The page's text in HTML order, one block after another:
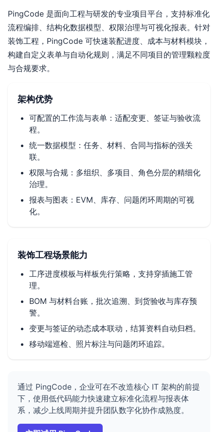
PingCode 是面向工程与研发的专业项目平台，支持标准化
流程编排、结构化数据模型、权限治理与可视化报表。针对
装饰工程，PingCode 可快速装配进度、成本与材料模块，
构建自定义表单与自动化规则，满足不同项目的管理颗粒度
与合规要求。
架构优势
可配置的工作流与表单：适配变更、签证与验收流
程。
统一数据模型：任务、材料、合同与指标的强关
联。
权限与合规：多组织、多项目、角色分层的精细化
治理。
报表与图表：EVM、库存、问题闭环周期的可视
化。
装饰工程场景能力
工序进度模板与样板先行策略，支持穿插施工管
理。
BOM 与材料台账，批次追溯、到货验收与库存预
警。
变更与签证的动态成本联动，结算资料自动归档。
移动端巡检、照片标注与问题闭环追踪。
通过 PingCode，企业可在不改造核心 IT 架构的前提
下，使用低代码能力快速建立标准化流程与报表体
系，减少上线周期并提升团队数字化协作成熟度。